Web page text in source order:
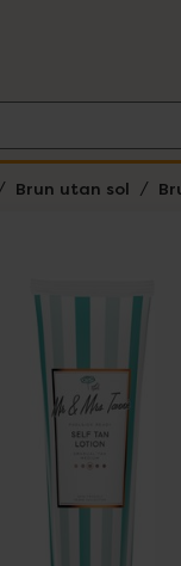
Brun utan sol
1 objekt.